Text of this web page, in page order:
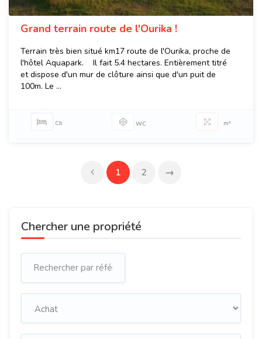
Grand terrain route de l'Ourika !
Terrain très bien situé km17 route de l'Ourika, proche de
l'hôtel Aquapark. Il fait 5.4 hectares. Entièrement titré
et dispose d'un mur de clôture ainsi que d'un puit de
100m. Le ...
Ch WC m²
1 2 →
Chercher une propriété